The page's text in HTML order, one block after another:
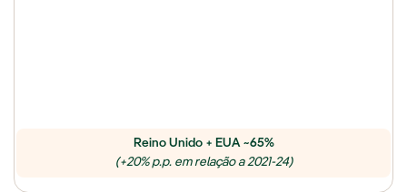
Reino Unido + EUA ~65%
(+20% p.p. em relação a 2021-24)